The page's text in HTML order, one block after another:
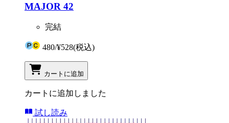
MAJOR 42
完結
480/¥528(税込)
カートに追加
カートに追加しました
試し読み